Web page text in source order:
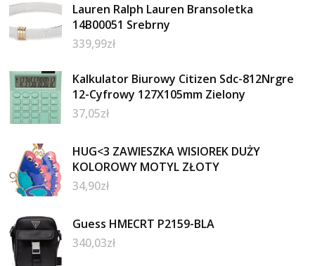
Lauren Ralph Lauren Bransoletka
14B00051 Srebrny
339,99zł
Kalkulator Biurowy Citizen Sdc-812Nrgre
12-Cyfrowy 127X105mm Zielony
37,05zł
HUG<3 ZAWIESZKA WISIOREK DUŻY
KOLOROWY MOTYL ZŁOTY
34,90zł
Guess HMECRT P2159-BLA
340,03zł